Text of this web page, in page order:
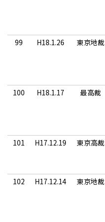
99
H18.1.26 東京地裁
100
H18.1.17 最高裁
101
H17.12.19 東京高裁
102
H17.12.14 東京地裁